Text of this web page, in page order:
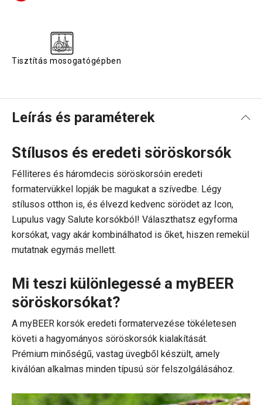
Tisztítás mosogatógépben
Leírás és paraméterek
Stílusos és eredeti söröskorsók
Félliteres és háromdecis söröskorsóin eredeti
formatervükkel lopják be magukat a szívedbe. Légy
stílusos otthon is, és élvezd kedvenc sörödet az Icon,
Lupulus vagy Salute korsókból! Választhatsz egyforma
korsókat, vagy akár kombinálhatod is őket, hiszen remekül
mutatnak egymás mellett.
Mi teszi különlegessé a myBEER
söröskorsókat?
A myBEER korsók eredeti formatervezése tökéletesen
követi a hagyományos söröskorsók kialakítását.
Prémium minőségű, vastag üvegből készült, amely
kiválóan alkalmas minden típusú sör felszolgálásához.